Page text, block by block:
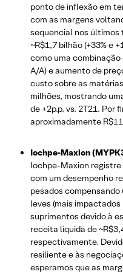
ponto de inflexão em
com as margens
sequencial nos últimos
~R$1,7 bilhão (+33% e
como uma combinação
A/A) e aumento de
custo sobre as
milhões, mostrando
de +2p.p. vs. 2T21. Por
aproximadamente
Iochpe-Maxion
Iochpe-Maxion
com um desempenho
pesados
leves (mais
suprimentos devido à
receita líquida de
respectivamente.
resiliente e às
esperamos que as